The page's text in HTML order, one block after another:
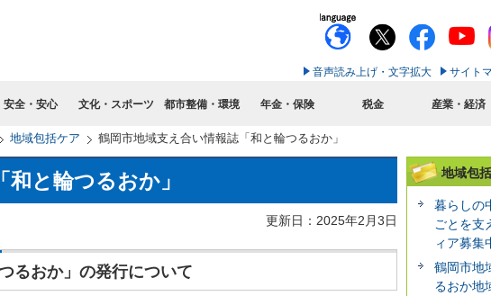
音声読み上げ・文字拡大 サイト
安全・安心 文化・スポーツ 都市整備・環境 年金・保険 税金 産業・経済
地域包括ケア 鶴岡市地域支え合い情報誌「和と輪つるおか」
と輪つるおか」
更新日：2025年2月3日
るおか」の発行について
地域包
暮らしの
ごとを支
ィア募集
鶴岡市地
るおか地